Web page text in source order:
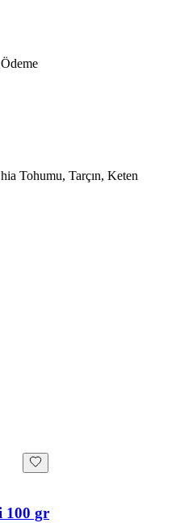
Tohumu, Tarçın, Keten
100 gr